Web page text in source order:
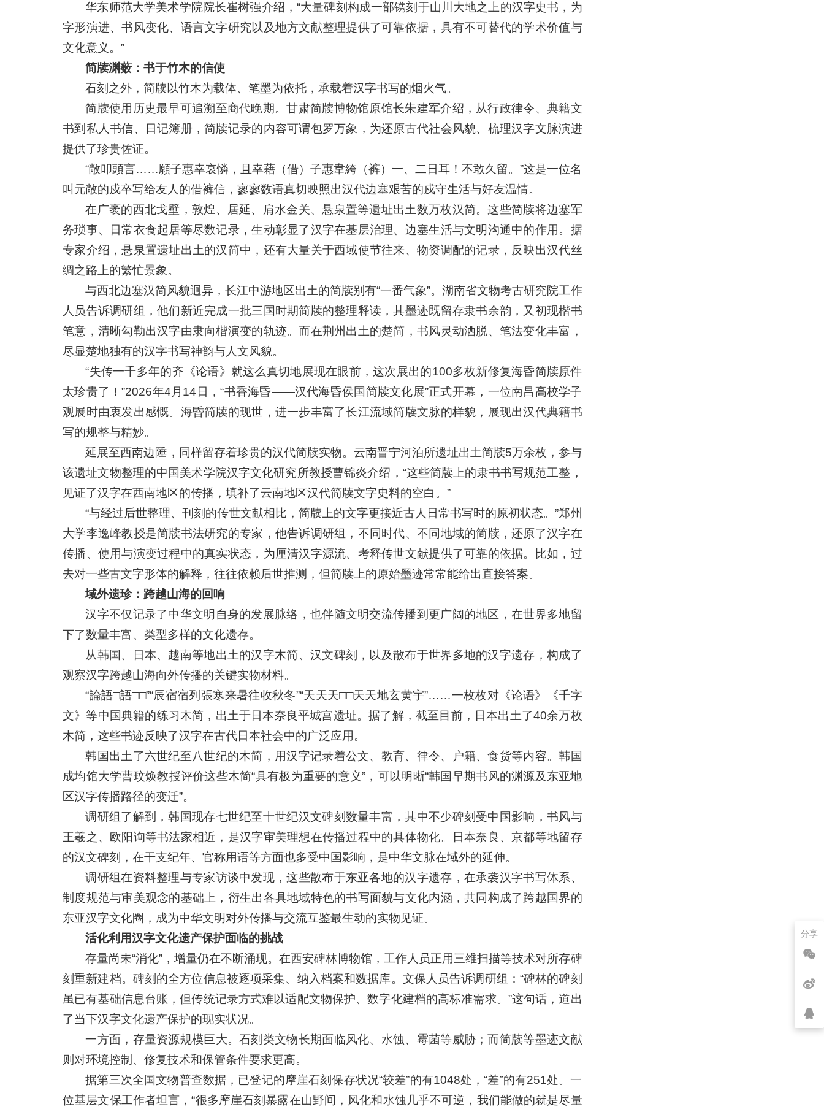
华东师范大学美术学院院长崔树强介绍，“大量碑刻构成一部镌刻于山川大地之上的汉字史书，为
字形演进、书风变化、语言文字研究以及地方文献整理提供了可靠依据，具有不可替代的学术价值与
文化意义。”
简牍渊薮：书于竹木的信使
石刻之外，简牍以竹木为载体、笔墨为依托，承载着汉字书写的烟火气。
简牍使用历史最早可追溯至商代晚期。甘肃简牍博物馆原馆长朱建军介绍，从行政律令、典籍文
书到私人书信、日记簿册，简牍记录的内容可谓包罗万象，为还原古代社会风貌、梳理汉字文脉演进
提供了珍贵佐证。
“敞叩頭言……願子惠幸哀憐，且幸藉（借）子惠韋絝（裤）一、二日耳！不敢久留。”这是一位名
叫元敞的戍卒写给友人的借裤信，寥寥数语真切映照出汉代边塞艰苦的戍守生活与好友温情。
在广袤的西北戈壁，敦煌、居延、肩水金关、悬泉置等遗址出土数万枚汉简。这些简牍将边塞军
务琐事、日常衣食起居等尽数记录，生动彰显了汉字在基层治理、边塞生活与文明沟通中的作用。据
专家介绍，悬泉置遗址出土的汉简中，还有大量关于西域使节往来、物资调配的记录，反映出汉代丝
绸之路上的繁忙景象。
与西北边塞汉简风貌迥异，长江中游地区出土的简牍别有“一番气象”。湖南省文物考古研究院工作
人员告诉调研组，他们新近完成一批三国时期简牍的整理释读，其墨迹既留存隶书余韵，又初现楷书
笔意，清晰勾勒出汉字由隶向楷演变的轨迹。而在荆州出土的楚简，书风灵动洒脱、笔法变化丰富，
尽显楚地独有的汉字书写神韵与人文风貌。
“失传一千多年的齐《论语》就这么真切地展现在眼前，这次展出的100多枚新修复海昏简牍原件
太珍贵了！”2026年4月14日，“书香海昏——汉代海昏侯国简牍文化展”正式开幕，一位南昌高校学子
观展时由衷发出感慨。海昏简牍的现世，进一步丰富了长江流域简牍文脉的样貌，展现出汉代典籍书
写的规整与精妙。
延展至西南边陲，同样留存着珍贵的汉代简牍实物。云南晋宁河泊所遗址出土简牍5万余枚，参与
该遗址文物整理的中国美术学院汉字文化研究所教授曹锦炎介绍，“这些简牍上的隶书书写规范工整，
见证了汉字在西南地区的传播，填补了云南地区汉代简牍文字史料的空白。”
“与经过后世整理、刊刻的传世文献相比，简牍上的文字更接近古人日常书写时的原初状态。”郑州
大学李逸峰教授是简牍书法研究的专家，他告诉调研组，不同时代、不同地域的简牍，还原了汉字在
传播、使用与演变过程中的真实状态，为厘清汉字源流、考释传世文献提供了可靠的依据。比如，过
去对一些古文字形体的解释，往往依赖后世推测，但简牍上的原始墨迹常常能给出直接答案。
域外遗珍：跨越山海的回响
汉字不仅记录了中华文明自身的发展脉络，也伴随文明交流传播到更广阔的地区，在世界多地留
下了数量丰富、类型多样的文化遗存。
从韩国、日本、越南等地出土的汉字木简、汉文碑刻，以及散布于世界多地的汉字遗存，构成了
观察汉字跨越山海向外传播的关键实物材料。
“論語□語□□”“辰宿宿列張寒来暑往收秋冬”“天天天□□天天地玄黄宇”……一枚枚对《论语》《千字
文》等中国典籍的练习木简，出土于日本奈良平城宫遗址。据了解，截至目前，日本出土了40余万枚
木简，这些书迹反映了汉字在古代日本社会中的广泛应用。
韩国出土了六世纪至八世纪的木简，用汉字记录着公文、教育、律令、户籍、食货等内容。韩国
成均馆大学曹玟焕教授评价这些木简“具有极为重要的意义”，可以明晰“韩国早期书风的渊源及东亚地
区汉字传播路径的变迁”。
调研组了解到，韩国现存七世纪至十世纪汉文碑刻数量丰富，其中不少碑刻受中国影响，书风与
王羲之、欧阳询等书法家相近，是汉字审美理想在传播过程中的具体物化。日本奈良、京都等地留存
的汉文碑刻，在干支纪年、官称用语等方面也多受中国影响，是中华文脉在域外的延伸。
调研组在资料整理与专家访谈中发现，这些散布于东亚各地的汉字遗存，在承袭汉字书写体系、
制度规范与审美观念的基础上，衍生出各具地域特色的书写面貌与文化内涵，共同构成了跨越国界的
东亚汉字文化圈，成为中华文明对外传播与交流互鉴最生动的实物见证。
活化利用汉字文化遗产保护面临的挑战
存量尚未“消化”，增量仍在不断涌现。在西安碑林博物馆，工作人员正用三维扫描等技术对所存碑
刻重新建档。碑刻的全方位信息被逐项采集、纳入档案和数据库。文保人员告诉调研组：“碑林的碑刻
虽已有基础信息台账，但传统记录方式难以适配文物保护、数字化建档的高标准需求。”这句话，道出
了当下汉字文化遗产保护的现实状况。
一方面，存量资源规模巨大。石刻类文物长期面临风化、水蚀、霉菌等威胁；而简牍等墨迹文献
则对环境控制、修复技术和保管条件要求更高。
据第三次全国文物普查数据，已登记的摩崖石刻保存状况“较差”的有1048处，“差”的有251处。一
位基层文保工作者坦言，“很多摩崖石刻暴露在山野间，风化和水蚀几乎不可逆，我们能做的就是尽量
分享